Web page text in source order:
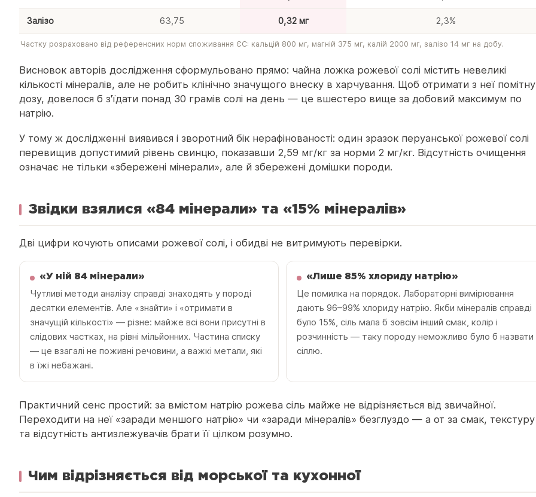
Залізо 63,75 0,32 мг 2,3%
Частку розраховано від референсних норм споживання ЄС: кальцій 800 мг, магній 375 мг, калій 2000 мг, залізо 14 мг на добу.
Висновок авторів дослідження сформульовано прямо: чайна ложка рожевої солі містить невеликі
кількості мінералів, але не робить клінічно значущого внеску в харчування. Щоб отримати з неї помітну
дозу, довелося б з'їдати понад 30 грамів солі на день — це вшестеро вище за добовий максимум по
натрію.
У тому ж дослідженні виявився і зворотний бік нерафінованості: один зразок перуанської рожевої солі
перевищив допустимий рівень свинцю, показавши 2,59 мг/кг за норми 2 мг/кг. Відсутність очищення
означає не тільки «збережені мінерали», але й збережені домішки породи.
Звідки взялися «84 мінерали» та «15% мінералів»
Дві цифри кочують описами рожевої солі, і обидві не витримують перевірки.
«У ній 84 мінерали»
Чутливі методи аналізу справді знаходять у породі
десятки елементів. Але «знайти» і «отримати в
значущій кількості» — різне: майже всі вони присутні в
слідових частках, на рівні мільйонних. Частина списку
— це взагалі не поживні речовини, а важкі метали, які
в їжі небажані.
«Лише 85% хлориду натрію»
Це помилка на порядок. Лабораторні вимірювання
дають 96–99% хлориду натрію. Якби мінералів справді
було 15%, сіль мала б зовсім інший смак, колір і
розчинність — таку породу неможливо було б назвати
сіллю.
Практичний сенс простий: за вмістом натрію рожева сіль майже не відрізняється від звичайної.
Переходити на неї «заради меншого натрію» чи «заради мінералів» безглуздо — а от за смак, текстуру
та відсутність антизлежувачів брати її цілком розумно.
Чим відрізняється від морської та кухонної